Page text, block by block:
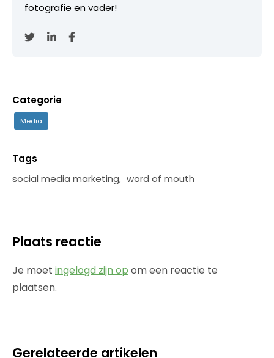
fotografie en vader!
Categorie
Media
Tags
social media marketing, word of mouth
Plaats reactie
Je moet ingelogd zijn op om een reactie te
plaatsen.
Gerelateerde artikelen